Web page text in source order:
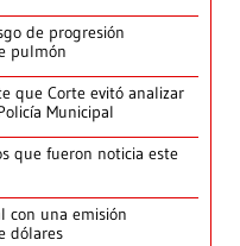
de progresión
pulmón
que Corte evitó analizar
Municipal
que fueron noticia este
con una emisión
dólares